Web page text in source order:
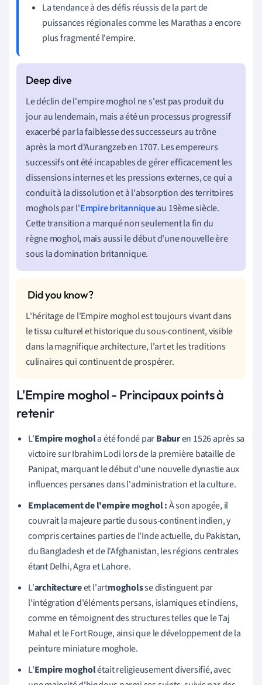
La tendance à des défis réussis de la part de
puissances régionales comme les Marathas a encore
plus fragmenté l'empire.
Le déclin de l'empire moghol ne s'est pas produit du
jour au lendemain, mais a été un processus progressif
exacerbé par la faiblesse des successeurs au trône
après la mort d'Aurangzeb en 1707. Les empereurs
successifs ont été incapables de gérer efficacement les
dissensions internes et les pressions externes, ce qui a
conduit à la dissolution et à l'absorption des territoires
moghols par l'Empire britanniqueau 19ème siècle.
Cette transition a marqué non seulement la fin du
règne moghol, mais aussi le début d'une nouvelle ère
sous la domination britannique.
L'héritage de l'Empire moghol est toujours vivant dans
le tissu culturel et historique du sous-continent, visible
dans la magnifique architecture, l'art et les traditions
culinaires qui continuent de prospérer.
L'Empire moghol - Principaux points à
retenir
L'Empire moghola été fondé parBaburen 1526 après sa
victoire sur Ibrahim Lodi lors de la première bataille de
Panipat, marquant le début d'une nouvelle dynastie aux
influences persanes dans l'administration et la culture.
Emplacement de l'empire moghol :À son apogée, il
couvrait la majeure partie du sous-continent indien, y
compris certaines parties de l'Inde actuelle, du Pakistan,
du Bangladesh et de l'Afghanistan, les régions centrales
étant Delhi, Agra et Lahore.
L'architectureet l'artmogholsse distinguent par
l'intégration d'éléments persans, islamiques et indiens,
comme en témoignent des structures telles que le Taj
Mahal et le Fort Rouge, ainsi que le développement de la
peinture miniature moghole.
L'Empire mogholétait religieusement diversifié, avec